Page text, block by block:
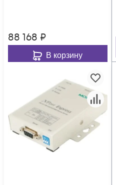
MOXA
88 168 ₽
В корзину